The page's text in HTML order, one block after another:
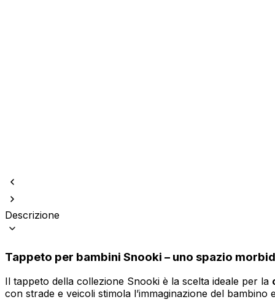
Descrizione
Tappeto per bambini Snooki – uno spazio
Il tappeto della collezione Snooki è la scelta ideale per la
con strade e veicoli stimola l’immaginazione del
Preferenze
I cookie relativi alle
esempio la tua lingua